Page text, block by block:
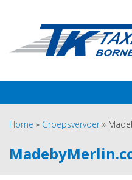
Home » Groepsvervoer »